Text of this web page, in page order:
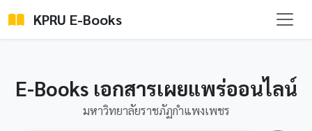
KPRU E-Books
E-Books เอกสารเผยแพร่ออนไลน์
มหาวิทยาลัยราชภัฏกำแพงเพชร